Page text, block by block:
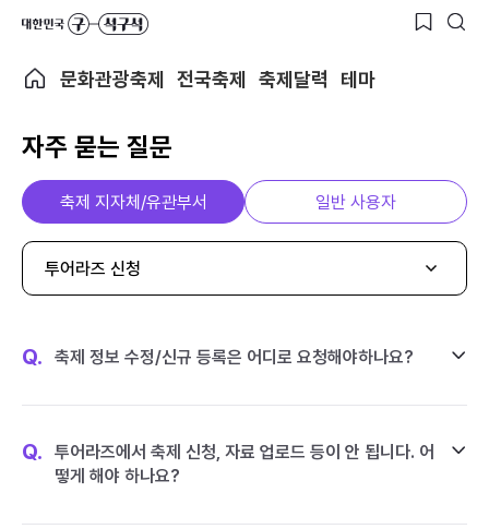
문화관광축제 전국축제 축제달력 테마
자주 묻는 질문
축제 지자체/유관부서 일반 사용자
투어라즈 신청
Q. 축제 정보 수정/신규 등록은 어디로 요청해야하나요?
Q.
투어라즈에서 축제 신청, 자료 업로드 등이 안 됩니다. 어
떻게 해야 하나요?